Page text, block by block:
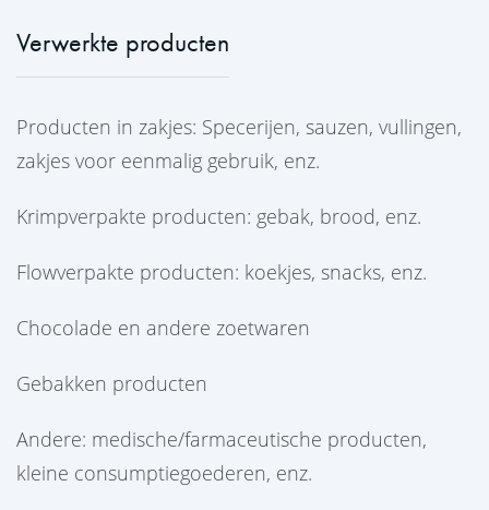
Verwerkte producten
Producten in zakjes: Specerijen, sauzen, vullingen,
zakjes voor eenmalig gebruik, enz.
Krimpverpakte producten: gebak, brood, enz.
Flowverpakte producten: koekjes, snacks, enz.
Chocolade en andere zoetwaren
Gebakken producten
Andere: medische/farmaceutische producten,
kleine consumptiegoederen, enz.